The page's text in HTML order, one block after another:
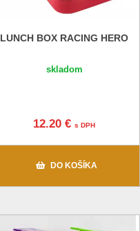
LUNCH BOX RACING HERO
skladom
12.20 €s DPH
DO KOŠÍKA